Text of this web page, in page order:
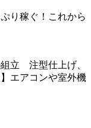
り稼ぐ！これから
組立 注型仕上げ、
エアコンや室外機